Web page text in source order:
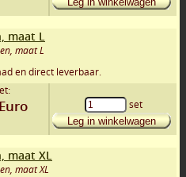
maat L
maat L
en direct leverbaar.
Euro set
Leg in winkelwagen
maat XL
maat XL